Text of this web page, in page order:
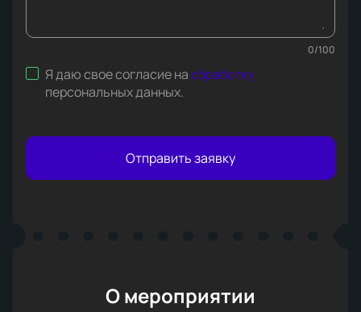
0/100
Я даю свое согласие наобработку
персональных данных.
Отправить заявку
О мероприятии